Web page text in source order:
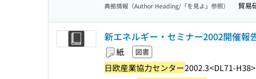
典拠情報（Author Heading/「を見よ」参照） 貿易
新エネルギー・セミナー2002開催報
紙 図書
日欧産業協力センター2002.3<DL71-H38>